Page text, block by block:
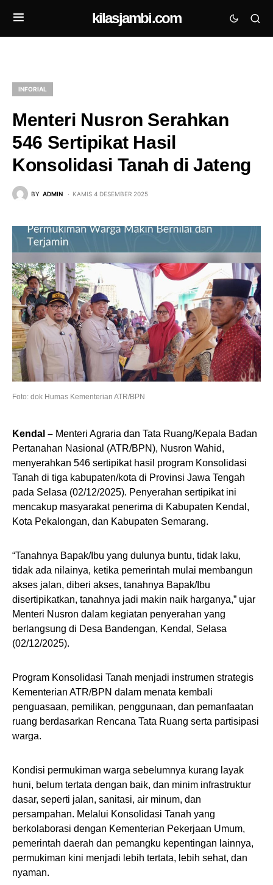
kilasjambi.com
INFORIAL
Menteri Nusron Serahkan
546 Sertipikat Hasil
Konsolidasi Tanah di Jateng
BY ADMIN KAMIS 4 DESEMBER 2025
Foto: dok Humas Kementerian ATR/BPN
Kendal – Menteri Agraria dan Tata Ruang/Kepala Badan
Pertanahan Nasional (ATR/BPN), Nusron Wahid,
menyerahkan 546 sertipikat hasil program Konsolidasi
Tanah di tiga kabupaten/kota di Provinsi Jawa Tengah
pada Selasa (02/12/2025). Penyerahan sertipikat ini
mencakup masyarakat penerima di Kabupaten Kendal,
Kota Pekalongan, dan Kabupaten Semarang.
“Tanahnya Bapak/Ibu yang dulunya buntu, tidak laku,
tidak ada nilainya, ketika pemerintah mulai membangun
akses jalan, diberi akses, tanahnya Bapak/Ibu
disertipikatkan, tanahnya jadi makin naik harganya,” ujar
Menteri Nusron dalam kegiatan penyerahan yang
berlangsung di Desa Bandengan, Kendal, Selasa
(02/12/2025).
Program Konsolidasi Tanah menjadi instrumen strategis
Kementerian ATR/BPN dalam menata kembali
penguasaan, pemilikan, penggunaan, dan pemanfaatan
ruang berdasarkan Rencana Tata Ruang serta partisipasi
warga.
Kondisi permukiman warga sebelumnya kurang layak
huni, belum tertata dengan baik, dan minim infrastruktur
dasar, seperti jalan, sanitasi, air minum, dan
persampahan. Melalui Konsolidasi Tanah yang
berkolaborasi dengan Kementerian Pekerjaan Umum,
pemerintah daerah dan pemangku kepentingan lainnya,
permukiman kini menjadi lebih tertata, lebih sehat, dan
nyaman.